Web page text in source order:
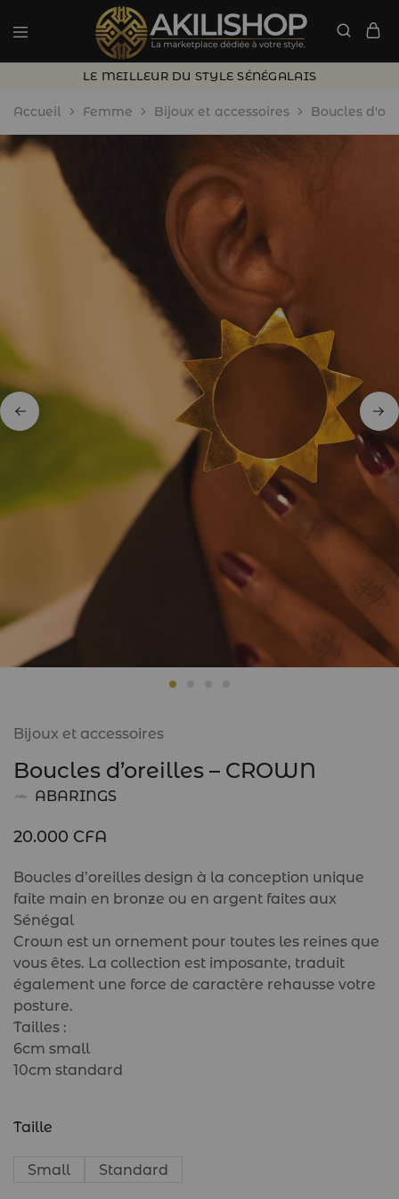
LE MEILLEUR DU STYLE SÉNÉGALAIS
Accueil Femme Bijoux et accessoires Boucles
Bijoux et accessoires
Boucles d’oreilles – CROWN
ABARINGS
20.000 CFA
Boucles d’oreilles design à la conception unique
faite main en bronze ou en argent faites aux
Sénégal
Crown est un ornement pour toutes les reines que
vous êtes. La collection est imposante, traduit
également une force de caractère rehausse votre
posture.
Tailles :
6cm small
10cm standard
Taille
Small Standard